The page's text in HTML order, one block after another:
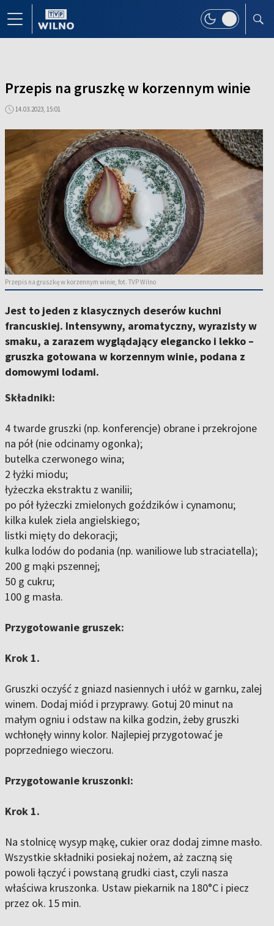
Przepis na gruszkę w korzennym winie
14.03.2023, 15:01
Przepis na gruszkę w korzennym winie, fot. TVP Wilno
Jest to jeden z klasycznych deserów kuchni
francuskiej. Intensywny, aromatyczny, wyrazisty w
smaku, a zarazem wyglądający elegancko i lekko –
gruszka gotowana w korzennym winie, podana z
domowymi lodami.
Składniki:
4 twarde gruszki (np. konferencje) obrane i przekrojone
na pół (nie odcinamy ogonka);
butelka czerwonego wina;
2 łyżki miodu;
łyżeczka ekstraktu z wanilii;
po pół łyżeczki zmielonych goździków i cynamonu;
kilka kulek ziela angielskiego;
listki mięty do dekoracji;
kulka lodów do podania (np. waniliowe lub straciatella);
200 g mąki pszennej;
50 g cukru;
100 g masła.
Przygotowanie gruszek:
Krok 1.
Gruszki oczyść z gniazd nasiennych i ułóż w garnku, zalej
winem. Dodaj miód i przyprawy. Gotuj 20 minut na
małym ogniu i odstaw na kilka godzin, żeby gruszki
wchłonęły winny kolor. Najlepiej przygotować je
poprzedniego wieczoru.
Przygotowanie kruszonki:
Krok 1.
Na stolnicę wysyp mąkę, cukier oraz dodaj zimne masło.
Wszystkie składniki posiekaj nożem, aż zaczną się
powoli łączyć i powstaną grudki ciast, czyli nasza
właściwa kruszonka. Ustaw piekarnik na 180°C i piecz
przez ok. 15 min.